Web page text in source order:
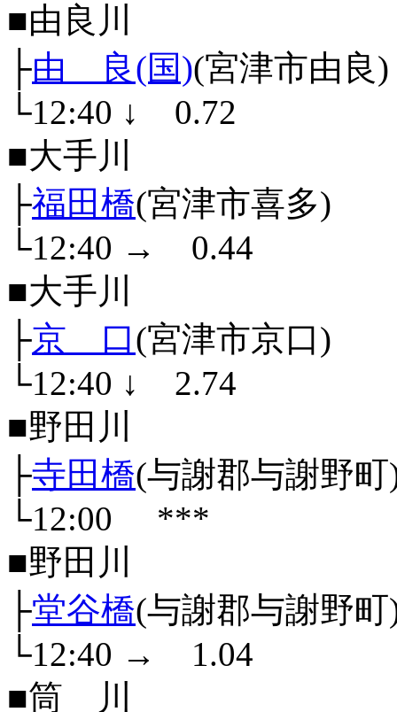
■由良川
├由 良(国)(宮津市由良)
└12:40 ↓
0.72
■大手川
├福田橋(宮津市喜多)
└12:40 →
0.44
■大手川
├京 口(宮津市京口)
└12:40 ↓
2.74
■野田川
├寺田橋(与謝郡与謝野町
└12:00
***
■野田川
├堂谷橋(与謝郡与謝野町
└12:40 →
1.04
■筒 川